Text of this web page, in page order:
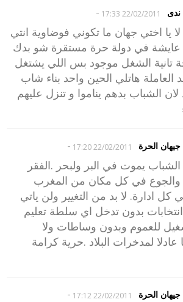
ندى 22/02/2011 17:33
-
لا يا اختي جهان ما تكوني فوضاوية انتي
عايشة في دولة حرة مستقرة شو بدك
تانية الشغل موجود بس اللي يشتغل
هاتلي الحين واحد بناء شاب
الشباب بدهم يناموا و تنزل عليهم
جيهان الحرة 22/02/2011 17:20
-
الشباب يموت في البر ولبحر .الفقر
والجوع في كل مكان من المغرب
ادارة. لا بد من التغيير ولن ياتي
بدون تدخل اي سلطة تعليم
للعموم وبدون وساطات ولا
عادلا لمدخرات البلاد .حرية كرامة
جيهان الحرة 22/02/2011 17:12
-